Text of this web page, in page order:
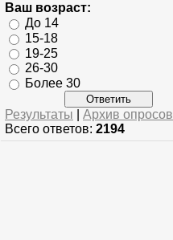
Ваш возраст:
До 14
15-18
19-25
26-30
Более 30
Результаты
Архив опросов
Всего ответов: 2194